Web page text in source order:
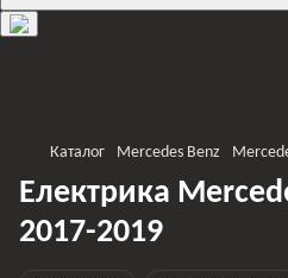
Каталог Mercedes Benz
Електрика
2017-2019